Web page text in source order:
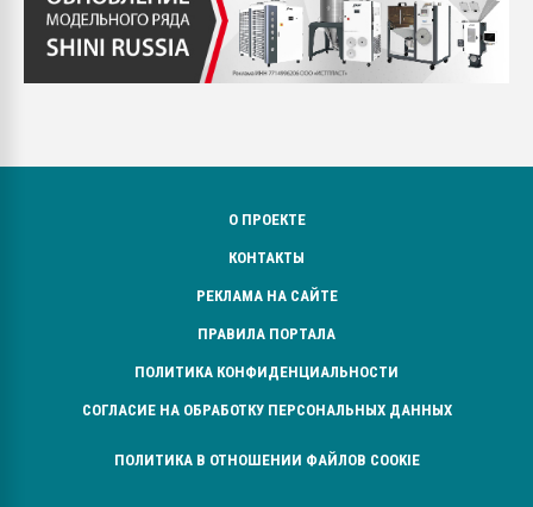
О ПРОЕКТЕ
КОНТАКТЫ
РЕКЛАМА НА САЙТЕ
ПРАВИЛА ПОРТАЛА
ПОЛИТИКА КОНФИДЕНЦИАЛЬНОСТИ
СОГЛАСИЕ НА ОБРАБОТКУ ПЕРСОНАЛЬНЫХ ДАННЫХ
ПОЛИТИКА В ОТНОШЕНИИ ФАЙЛОВ COOKIE